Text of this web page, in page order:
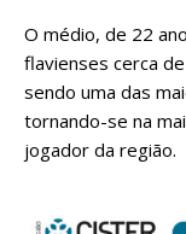
O médio, de 22
flavienses cerca
sendo uma das
tornando-se na
jogador da região.